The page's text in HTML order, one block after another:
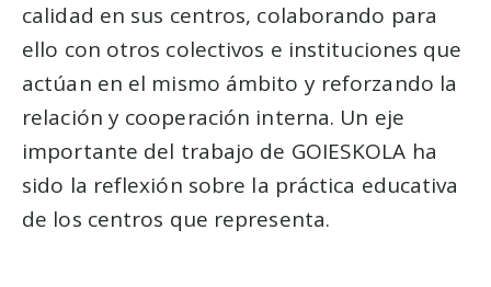
calidad en sus centros, colaborando para
ello con otros colectivos e instituciones que
actúan en el mismo ámbito y reforzando la
relación y cooperación interna. Un eje
importante del trabajo de GOIESKOLA ha
sido la reflexión sobre la práctica educativa
de los centros que representa.